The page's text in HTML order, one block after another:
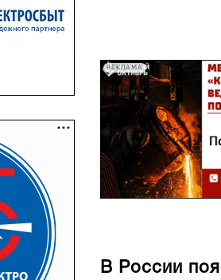
РЕКЛАМА
В России